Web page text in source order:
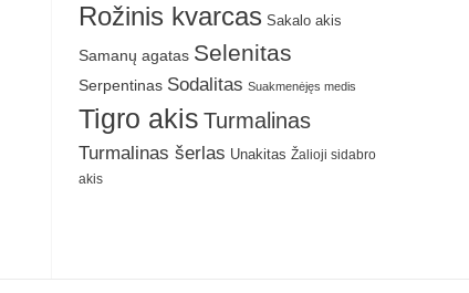
Rožinis kvarcas Sakalo akis
Samanų agatas Selenitas
Serpentinas Sodalitas Suakmenėjęs medis
Tigro akis Turmalinas
Turmalinas šerlas Unakitas Žalioji sidabro
akis